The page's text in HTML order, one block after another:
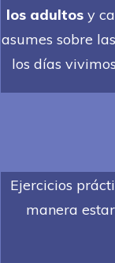
los adultos y
asumes sobre
los días
Ejercicios
manera